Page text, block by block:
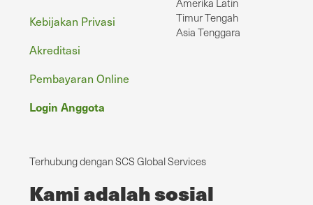
Amerika Latin
Timur Tengah
Asia Tenggara
Kebijakan Privasi
Akreditasi
Pembayaran Online
Login Anggota
Terhubung dengan SCS Global Services
Kami adalah sosial